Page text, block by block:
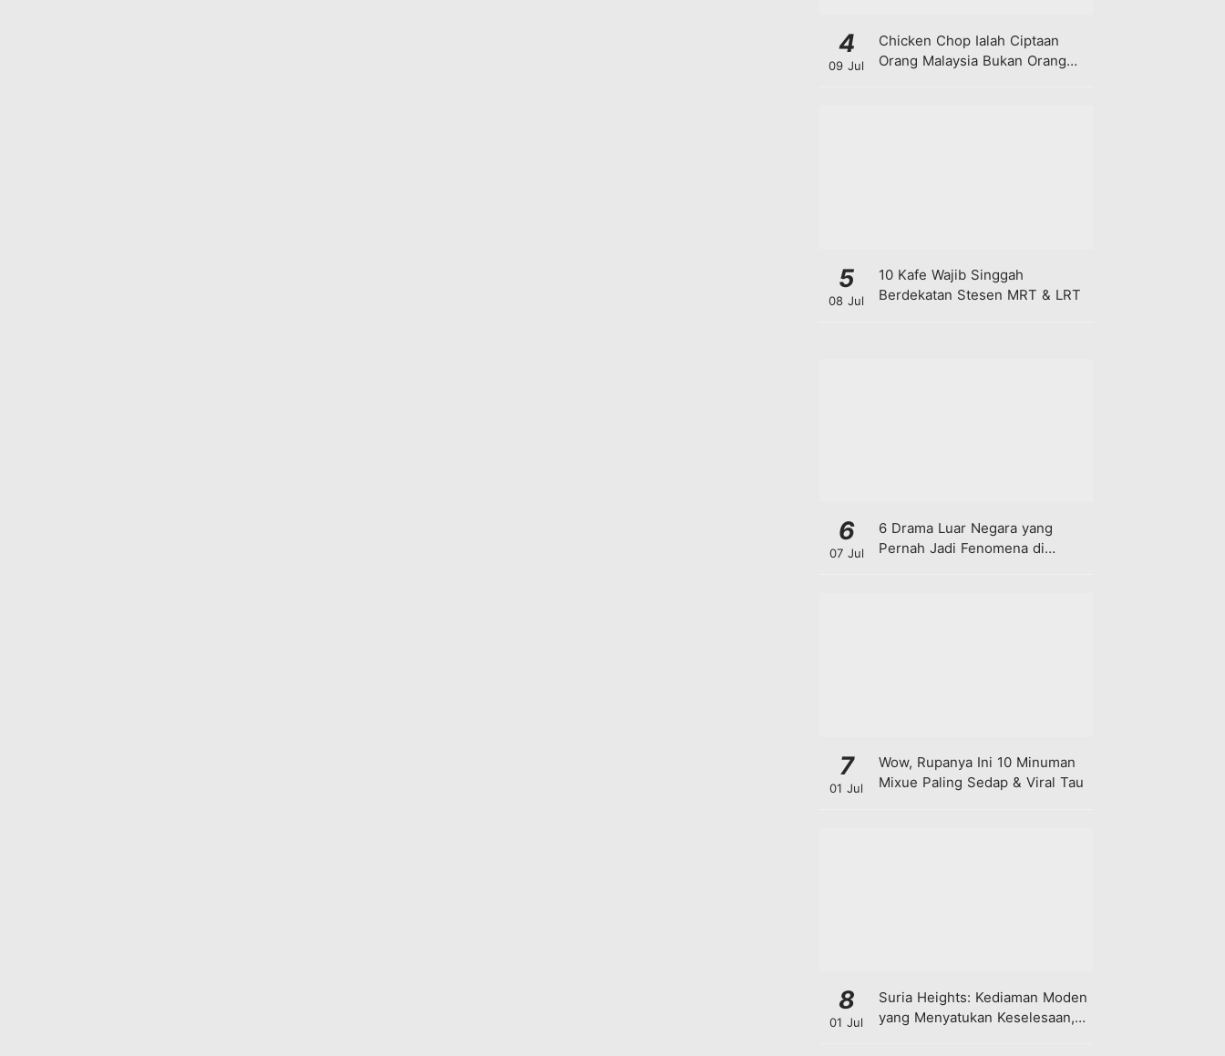
4
09 Jul
Chicken Chop Ialah Ciptaan
Orang Malaysia Bukan Orang
5
08 Jul
10 Kafe Wajib Singgah
Berdekatan Stesen MRT & LRT
6
07 Jul
6 Drama Luar Negara yang
Pernah Jadi Fenomena di
7
01 Jul
Wow, Rupanya Ini 10 Minuman
Mixue Paling Sedap & Viral Tau
8
01 Jul
Suria Heights: Kediaman Moden
yang Menyatukan Keselesaan,